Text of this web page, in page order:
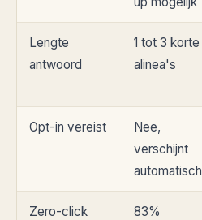
Lengte
antwoord
1 tot 3 korte
alinea's
Opt-in vereist
Nee,
verschijnt
automatisch
Zero-click
83%